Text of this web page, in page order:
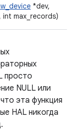
*dev,
int max_records)
просто
NULL или
эта функция
HAL никогда